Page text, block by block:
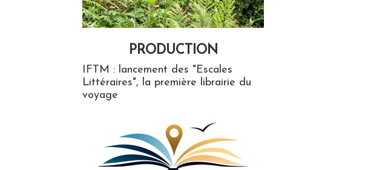
PRODUCTION
IFTM : lancement des "Escales
Littéraires", la première librairie du
voyage